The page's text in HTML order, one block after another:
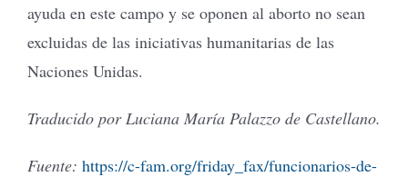
ayuda en este campo y se oponen al aborto no sean
excluidas de las iniciativas humanitarias de las
Naciones Unidas.
Traducido por Luciana María Palazzo de Castellano.
Fuente: https://c-fam.org/friday_fax/funcionarios-de-